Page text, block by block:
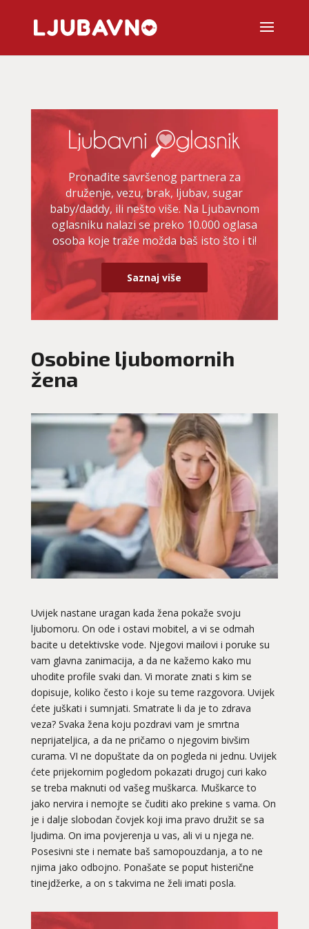
Pronađite savršenog partnera za
druženje, vezu, brak, ljubav, sugar
baby/daddy, ili nešto više. Na Ljubavnom
oglasniku nalazi se preko 10.000 oglasa
osoba koje traže možda baš isto što i ti!
Saznaj više
Osobine ljubomornih
žena
Uvijek nastane uragan kada žena pokaže svoju
ljubomoru. On ode i ostavi mobitel, a vi se odmah
bacite u detektivske vode. Njegovi mailovi i poruke su
vam glavna zanimacija, a da ne kažemo kako mu
uhodite profile svaki dan. Vi morate znati s kim se
dopisuje, koliko često i koje su teme razgovora. Uvijek
ćete juškati i sumnjati. Smatrate li da je to zdrava
veza? Svaka žena koju pozdravi vam je smrtna
neprijateljica, a da ne pričamo o njegovim bivšim
curama. VI ne dopuštate da on pogleda ni jednu. Uvijek
ćete prijekornim pogledom pokazati drugoj curi kako
se treba maknuti od vašeg muškarca. Muškarce to
jako nervira i nemojte se čuditi ako prekine s vama. On
je i dalje slobodan čovjek koji ima pravo družit se sa
ljudima. On ima povjerenja u vas, ali vi u njega ne.
Posesivni ste i nemate baš samopouzdanja, a to ne
njima jako odbojno. Ponašate se poput histerične
tinejdžerke, a on s takvima ne želi imati posla.